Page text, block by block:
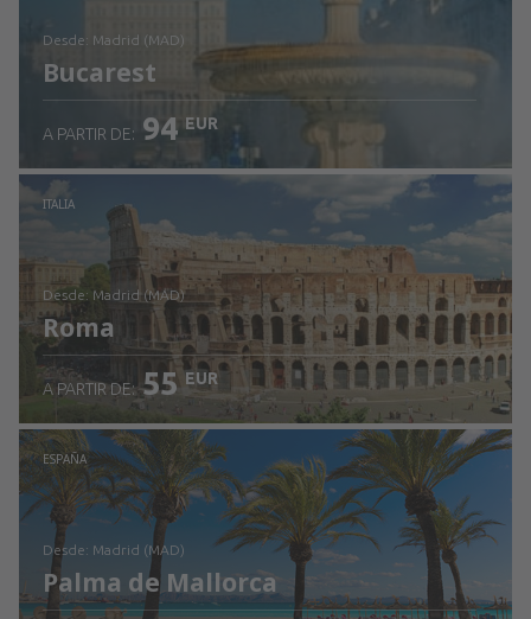
desde: Madrid (MAD)
Bucarest
Revisa los detalles
A PARTIR DE: 94 EUR
ITALIA
desde: Madrid (MAD)
Roma
Revisa los detalles
A PARTIR DE: 55 EUR
ESPAÑA
desde: Madrid (MAD)
Palma de Mallorca